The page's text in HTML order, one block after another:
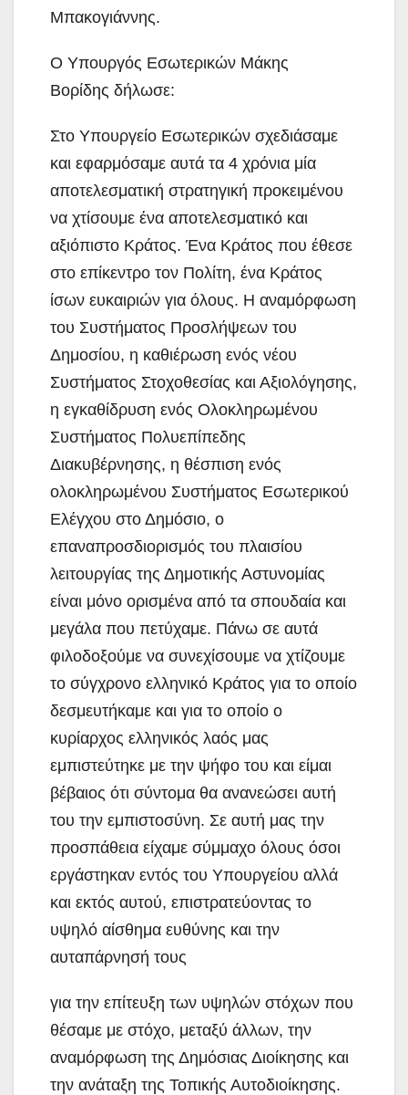
Μπακογιάννης.
Ο Υπουργός Εσωτερικών Μάκης
Βορίδης δήλωσε:
Στο Υπουργείο Εσωτερικών σχεδιάσαμε
και εφαρμόσαμε αυτά τα 4 χρόνια μία
αποτελεσματική στρατηγική προκειμένου
να χτίσουμε ένα αποτελεσματικό και
αξιόπιστο Κράτος. Ένα Κράτος που έθεσε
στο επίκεντρο τον Πολίτη, ένα Κράτος
ίσων ευκαιριών για όλους. Η αναμόρφωση
του Συστήματος Προσλήψεων του
Δημοσίου, η καθιέρωση ενός νέου
Συστήματος Στοχοθεσίας και Αξιολόγησης,
η εγκαθίδρυση ενός Ολοκληρωμένου
Συστήματος Πολυεπίπεδης
Διακυβέρνησης, η θέσπιση ενός
ολοκληρωμένου Συστήματος Εσωτερικού
Ελέγχου στο Δημόσιο, ο
επαναπροσδιορισμός του πλαισίου
λειτουργίας της Δημοτικής Αστυνομίας
είναι μόνο ορισμένα από τα σπουδαία και
μεγάλα που πετύχαμε. Πάνω σε αυτά
φιλοδοξούμε να συνεχίσουμε να χτίζουμε
το σύγχρονο ελληνικό Κράτος για το οποίο
δεσμευτήκαμε και για το οποίο ο
κυρίαρχος ελληνικός λαός μας
εμπιστεύτηκε με την ψήφο του και είμαι
βέβαιος ότι σύντομα θα ανανεώσει αυτή
του την εμπιστοσύνη. Σε αυτή μας την
προσπάθεια είχαμε σύμμαχο όλους όσοι
εργάστηκαν εντός του Υπουργείου αλλά
και εκτός αυτού, επιστρατεύοντας το
υψηλό αίσθημα ευθύνης και την
αυταπάρνησή τους
για την επίτευξη των υψηλών στόχων που
θέσαμε με στόχο, μεταξύ άλλων, την
αναμόρφωση της Δημόσιας Διοίκησης και
την ανάταξη της Τοπικής Αυτοδιοίκησης.